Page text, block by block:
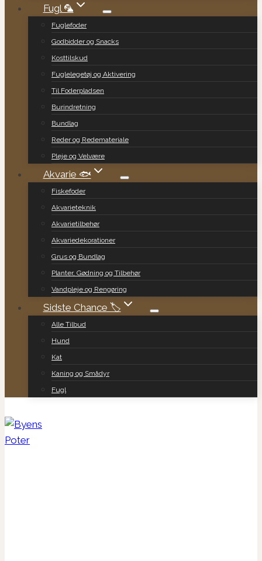
Fugl 🦜
Fuglefoder
Godbidder og Snacks
Kosttilskud
Fuglelegetøj og Aktivering
Til Foderpladsen
Burindretning
Bundlag
Reder og Redemateriale
Pleje og Velvære
Akvarie 🐟
Fiskefoder
Akvarieteknik
Akvarietilbehør
Akvariedekorationer
Grus og Bundlag
Planter, Gødning og Tilbehør
Vandpleje og Rengøring
Sidste Chance 🏷️
Alle Tilbud
Hund
Kat
Kaning og Smådyr
Fugl